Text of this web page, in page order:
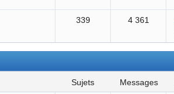
339 4 361
sujets messages